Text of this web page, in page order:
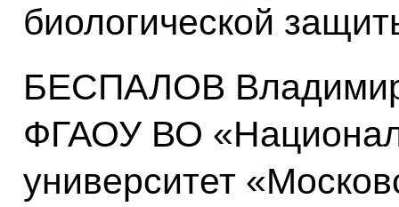
биологической
БЕСПАЛОВ Владимир
ФГАОУ ВО
университет